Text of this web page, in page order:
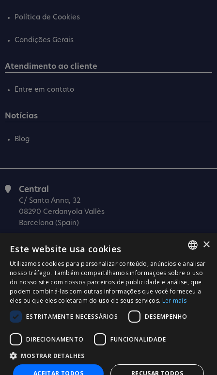
Política de Cookies
Condições Gerais
Atendimento ao cliente
Entre em contato
Notícias
Blog
Central
C/ Santa Anna, 32
08290 Cerdanyola Vallès
Barcelona (Spain)
C/ Josep Estivill, 11-13
08027 Barcelona
(Spain)
Madrid
C/ Méndez Álvaro 20, oficina 440
28045 Madrid
(Spain)
ISO 27001
SPANISH
CATALÀ
ENGLISH
PORTUGUESE
×
Este website usa cookies
Utilizamos cookies para personalizar conteúdo, anúncios e analisar
nosso tráfego. Também compartilhamos informações sobre o uso
do nosso site com nossos parceiros de publicidade e análise, que
podem combiná-las com outras informações que você forneceu a
eles ou que eles coletaram do uso de seus serviços. Ler mais
ESTRITAMENTE NECESSÁRIOS
DESEMPENHO
DIRECIONAMENTO FUNCIONALIDADE
MOSTRAR DETALHES
ACEITAR TODOS RECUSAR TODOS